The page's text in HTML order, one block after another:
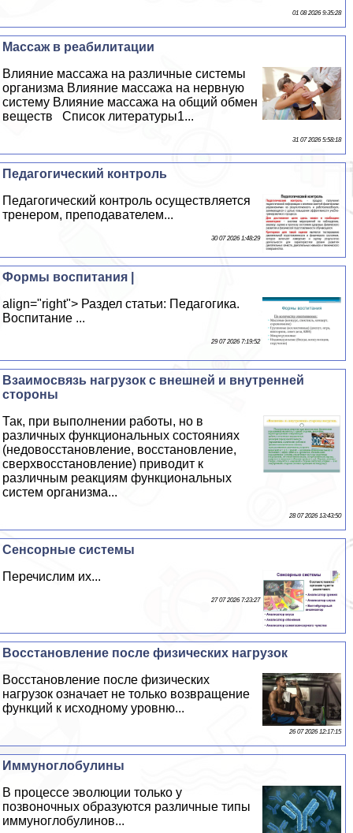
01 08 2026 9:35:28
Массаж в реабилитации
Влияние массажа на различные системы
организма Влияние массажа на нервную
систему Влияние массажа на общий обмен
веществ Список литературы1...
31 07 2026 5:58:18
Педагогический контроль
Педагогический контроль осуществляется
тренером, преподавателем...
30 07 2026 1:48:29
Формы воспитания |
align="right"> Раздел статьи: Педагогика.
Воспитание ...
29 07 2026 7:19:52
Взаимосвязь нагрузок с внешней и внутренней
стороны
Так, при выполнении работы, но в
различных функциональных состояниях
(недовосстановление, восстановление,
сверхвосстановление) приводит к
различным реакциям функциональных
систем организма...
28 07 2026 13:43:50
Сенсорные системы
Перечислим их...
27 07 2026 7:23:27
Восстановление после физических нагрузок
Восстановление после физических
нагрузок означает не только возвращение
функций к исходному уровню...
26 07 2026 12:17:15
Иммуноглобулины
В процессе эволюции только у
позвоночных образуются различные типы
иммуноглобулинов...